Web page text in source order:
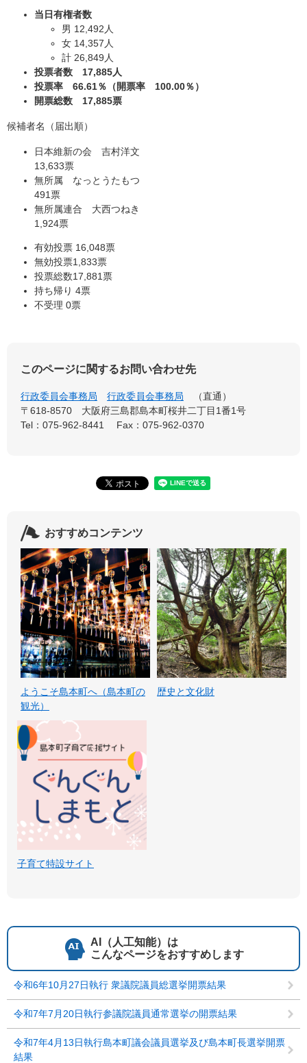
当日有権者数
男 12,492人
女 14,357人
計 26,849人
投票者数 17,885人
投票率 66.61％（開票率 100.00％）
開票総数 17,885票
候補者名（届出順）
日本維新の会 吉村洋文
13,633票
無所属 なっとうたもつ
491票
無所属連合 大西つねき
1,924票
有効投票 16,048票
無効投票1,833票
投票総数17,881票
持ち帰り 4票
不受理 0票
このページに関するお問い合わせ先
行政委員会事務局 行政委員会事務局
直通
〒618-8570
大阪府三島郡島本町桜井二丁目1番1号
Tel：075-962-8441
Fax：075-962-0370
おすすめコンテンツ
ようこそ島本町へ（島本町の
観光）
歴史と文化財
子育て特設サイト
AI（人工知能）は
こんなページをおすすめします
令和6年10月27日執行 衆議院議員総選挙開票結果
令和7年7月20日執行参議院議員通常選挙の開票結果
令和7年4月13日執行島本町議会議員選挙及び島本町長選挙開票
結果